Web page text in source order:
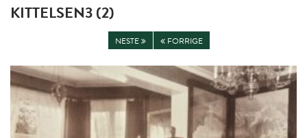
KITTELSEN3 (2)
NESTE FORRIGE